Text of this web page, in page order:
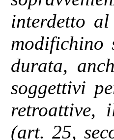
interdetto
modifichino
durata,
soggettivi
retroattive,
(art. 25,